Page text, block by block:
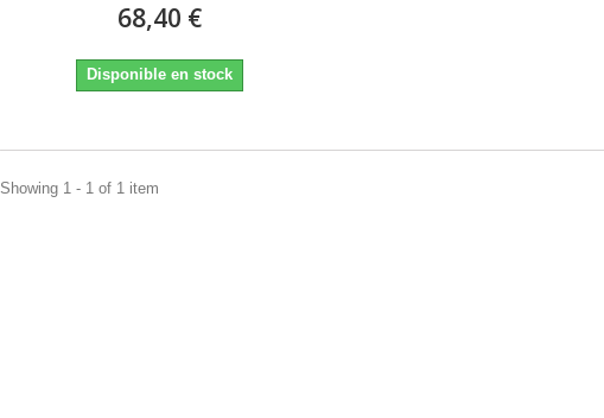
68,40 €
Disponible en stock
Showing 1 - 1 of 1 item